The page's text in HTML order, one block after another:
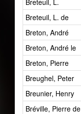
Breteuil, L.
Breteuil, L. de
Breton, André
Breton, André le
Breton, Pierre
Breughel, Peter
Breunier, Henry
Bréville, Pierre de